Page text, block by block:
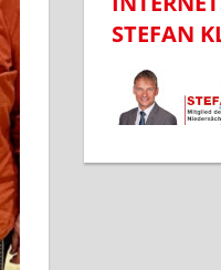
STEFAN